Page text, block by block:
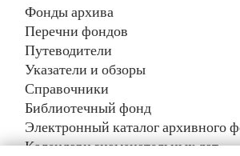
Фонды архива
Перечни фондов
Путеводители
Указатели и обзоры
Справочники
Библиотечный фонд
Электронный каталог архивного
Календари знаменательных дат